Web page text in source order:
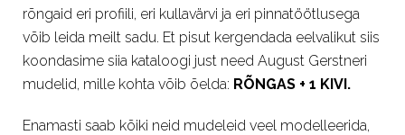
rõngaid eri profiili, eri kullavärvi ja eri pinnatöötlusega
võib leida meilt sadu. Et pisut kergendada eelvalikut siis
koondasime siia kataloogi just need August Gerstneri
mudelid, mille kohta võib õelda: RÕNGAS + 1 KIVI.
Enamasti saab kõiki neid mudeleid veel modelleerida,